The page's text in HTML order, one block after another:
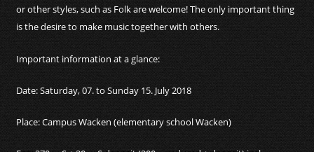
or other styles, such as Folk are welcome!The only important thing
is the desire to make music together with others.
Important information at a glance:
Date: Saturday, 07. to Sunday 15. July 2018
Place: Campus Wacken (elementary school Wacken)